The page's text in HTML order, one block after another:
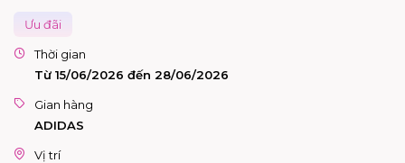
Ưu đãi
Thời gian
Từ 15/06/2026 đến 28/06/2026
Gian hàng
ADIDAS
Vị trí